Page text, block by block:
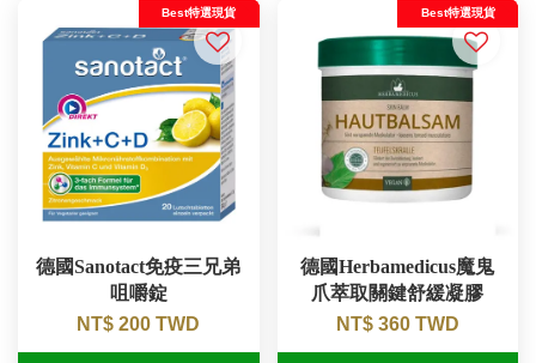
Best特選現貨
德國Sanotact免疫三兄弟
咀嚼錠
NT$ 200 TWD
Best特選現貨
德國Herbamedicus魔鬼
爪萃取關鍵舒緩凝膠
NT$ 360 TWD